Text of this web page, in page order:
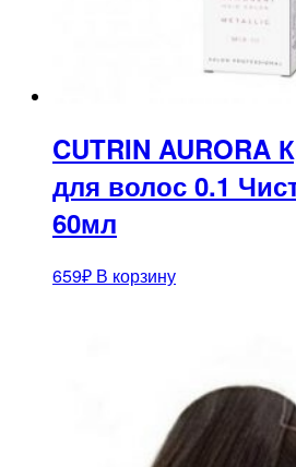
CUTRIN AURORA
для волос 0.1
60мл
659₽ В корзину